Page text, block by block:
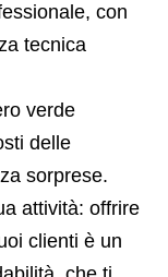
con
tecnica
verde
delle
sorprese.
attività: offrire
clienti è un